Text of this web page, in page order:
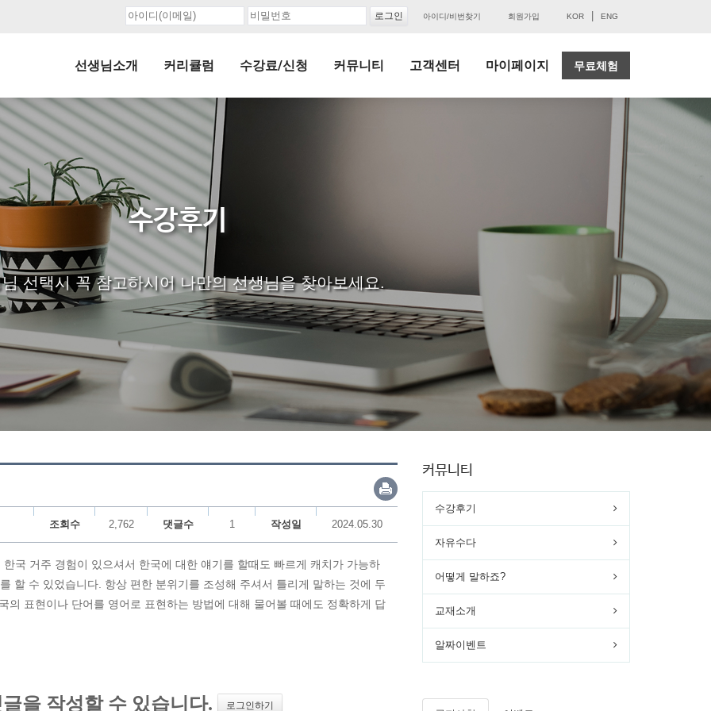
아이디/비번찾기 회원가입 KOR ENG
선생님소개 커리큘럼 수강료/신청 커뮤니티 고객센터 마이페이지 무료체험
수강후기
선택시 꼭 참고하시어 나만의 선생님을 찾아보세요.
조회수 2,762 댓글수 1 작성일 2024.05.30
국 거주 경험이 있으셔서 한국에 대한 얘기를 할때도 빠르게 캐치가 가능하
할 수 있었습니다. 항상 편한 분위기를 조성해 주셔서 틀리게 말하는 것에 두
의 표현이나 단어를 영어로 표현하는 방법에 대해 물어볼 때에도 정확하게 답
커뮤니티
수강후기
자유수다
어떻게 말하죠?
교재소개
알짜이벤트